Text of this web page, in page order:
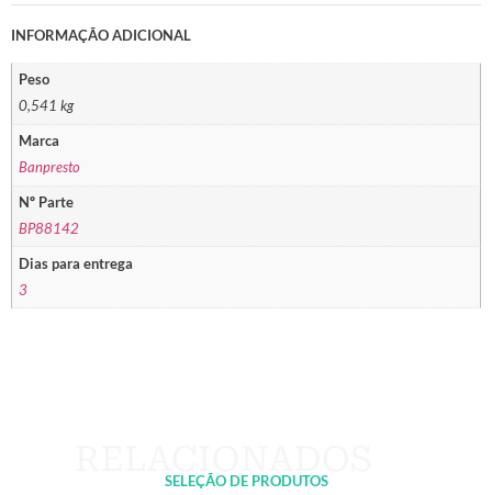
INFORMAÇÃO ADICIONAL
Peso
0,541 kg
Marca
Banpresto
Nº Parte
BP88142
Dias para entrega
3
SELEÇÃO DE PRODUTOS